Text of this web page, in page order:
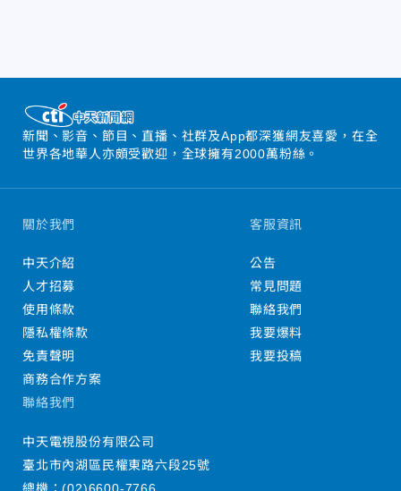
新聞、影音、節目、直播、社群及App都深獲網友喜愛，在全
世界各地華人亦頗受歡迎，全球擁有2000萬粉絲。
關於我們
中天介紹
人才招募
使用條款
隱私權條款
免責聲明
商務合作方案
客服資訊
公告
常見問題
聯絡我們
我要爆料
我要投稿
聯絡我們
中天電視股份有限公司
臺北市內湖區民權東路六段25號
總機：(02)6600-7766